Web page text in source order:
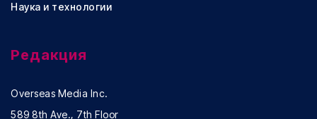
Наука и технологии
Редакция
Overseas Media Inc.
589 8th Ave., 7th Floor